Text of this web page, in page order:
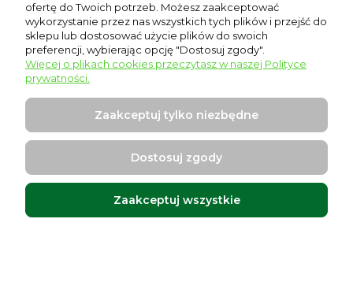
4.1.4.1.1. Autopay.pl – spółka AUTOPAY SPÓŁKA
AKCYJNA z siedzibą w Sopocie (adres siedziby: ul.
Powstańców Warszawy 6, 81-718 Sopot), wpisana do
Rejestru Przedsiębiorców Krajowego Rejestru
Sądowego pod numerem 0000320590, akta
rejestrowe przechowywane przez Sąd Rejonowy
Gdańsk - Północ w Gdańsku VIII Wydział Gospodarczy
Krajowego Rejestru Sądowego, kapitał zakładowy w
wysokości 2.205.500,00 zł w całości opłacony, NIP:
ofertę do Twoich potrzeb. Możesz zaakceptować
wykorzystanie przez nas wszystkich tych plików i przejść do
sklepu lub dostosować użycie plików do swoich
preferencji, wybierając opcję "Dostosuj zgody".
Więcej o plikach cookies przeczytasz w naszej Polityce
prywatności.
Zaakceptuj tylko niezbędne
Dostosuj zgody
Zaakceptuj wszystkie